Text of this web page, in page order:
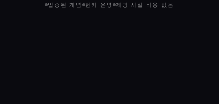
입증된 개념 턴키 운영 제빙 시설 비용 없음